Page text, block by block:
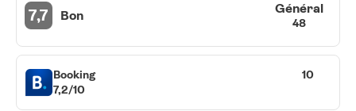
7,7 Bon Général
48
Booking
7,2/10
10